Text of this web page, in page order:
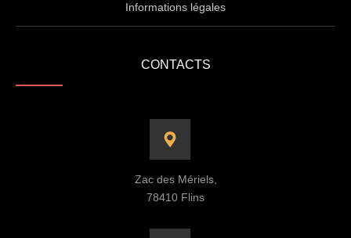
Informations légales
CONTACTS
Zac des Mériels,
78410 Flins